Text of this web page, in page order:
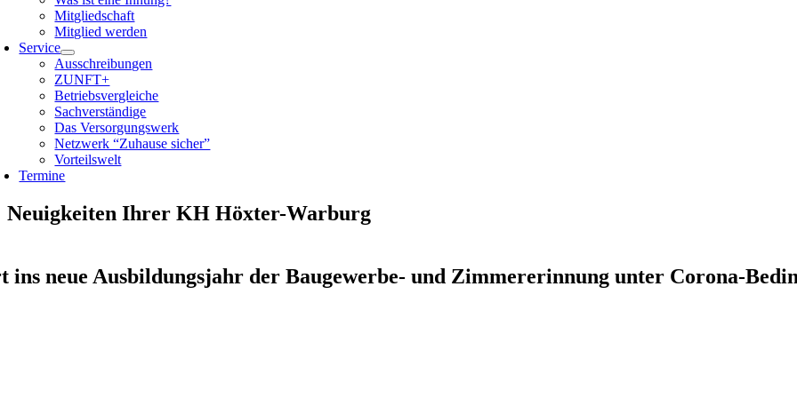
Mitgliedschaft
Mitglied werden
Service
Ausschreibungen
ZUNFT+
Betriebsvergleiche
Sachverständige
Das Versorgungswerk
Netzwerk “Zuhause sicher”
Vorteilswelt
Termine
Neuigkeiten Ihrer KH Höxter-Warburg
ins neue Ausbildungsjahr der Baugewerbe- und Zimmererinnung unter Corona-